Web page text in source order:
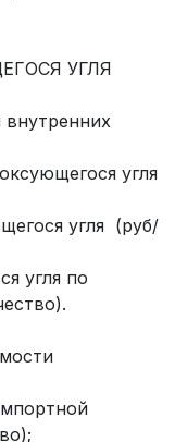
УГЛЯ
внутренних
угля
угля (руб/
угля по